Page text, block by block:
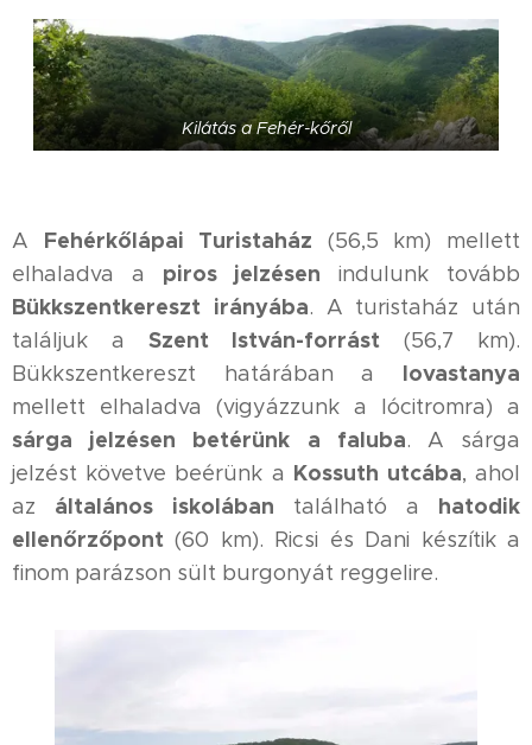
Kilátás a Fehér-kőről
A Fehérkőlápai Turistaház (56,5 km) mellett
elhaladva a piros jelzésen indulunk tovább
Bükkszentkereszt irányába. A turistaház után
találjuk a Szent István-forrást (56,7 km).
Bükkszentkereszt határában a lovastanya
mellett elhaladva (vigyázzunk a lócitromra) a
sárga jelzésen betérünk a faluba. A sárga
jelzést követve beérünk a Kossuth utcába, ahol
az általános iskolában található a hatodik
ellenőrzőpont(60 km). Ricsi és Dani készítik a
finom parázson sült burgonyát reggelire.